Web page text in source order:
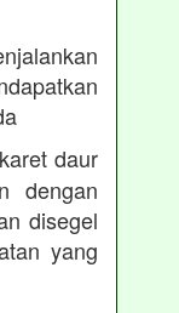
daur
dengan
disegel
yang